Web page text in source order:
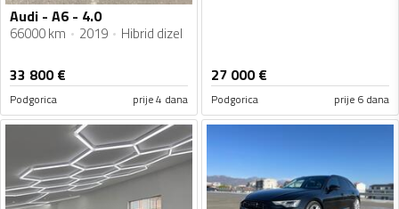
Audi - A6 - 4.0
66000 km 2019 Hibrid dizel
33 800€
Podgorica prije 4 dana
27 000€
Podgorica prije 6 dana